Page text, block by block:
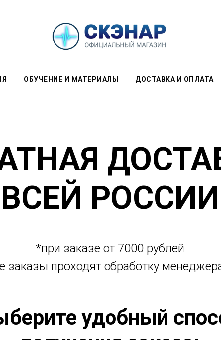
ОБУЧЕНИЕ И МАТЕРИАЛЫ ДОСТАВКА И ОПЛАТА
ВСЕЙ РОССИИ
*при заказе от 7000 рублей
заказы проходят обработку
удобный